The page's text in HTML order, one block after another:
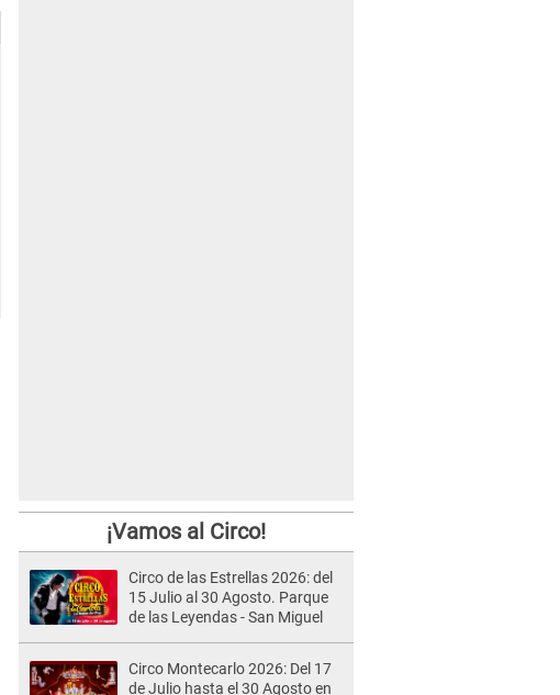
¡Vamos al Circo!
Circo de las Estrellas 2026: del
15 Julio al 30 Agosto. Parque
de las Leyendas - San Miguel
Circo Montecarlo 2026: Del 17
de Julio hasta el 30 Agosto en